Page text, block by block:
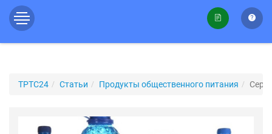
ТРТС24 Статьи Продукты общественного питания